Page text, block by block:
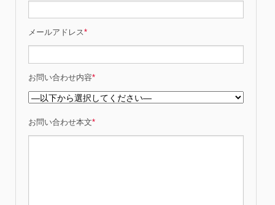
メールアドレス*
お問い合わせ内容*
お問い合わせ本文*